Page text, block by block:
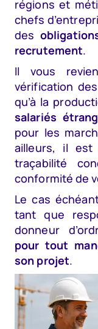
régions et
chefs
des
recrutement.
Il vous
vérification
qu’à la
salariés
pour les
ailleurs, il est
traçabilité
conformité de
Le cas
tant que
donneur
pour tout
son projet.